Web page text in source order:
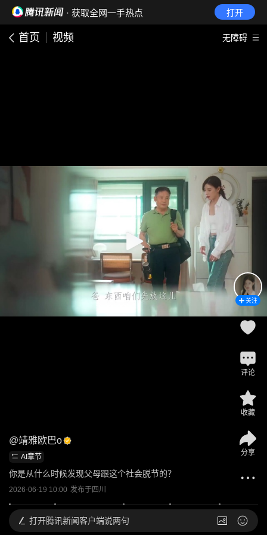
· 获取全网一手热点 打开
首页 视频 无障碍
@靖雅欧巴o
AI章节
你是从什么时候发现父母跟这个社会脱节的？
2026-06-19 10:00 发布于四川
关注
评论
收藏
分享
打开腾讯新闻客户端说两句